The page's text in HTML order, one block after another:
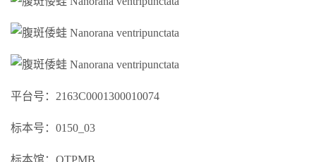
平台号：2163C0001300010074
标本号：0150_03
标本馆：QTPMB